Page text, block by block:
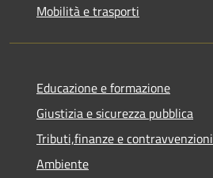
Mobilità e trasporti
Educazione e formazione
Giustizia e sicurezza pubblica
Tributi,finanze e contravvenzioni
Ambiente